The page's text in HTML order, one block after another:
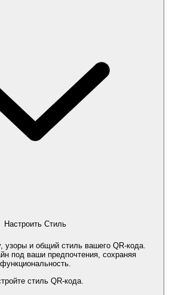
Настроить Стиль
узоры и общий стиль вашего QR-кода.
под ваши предпочтения, сохраняя
функциональность.
стиль QR-кода.